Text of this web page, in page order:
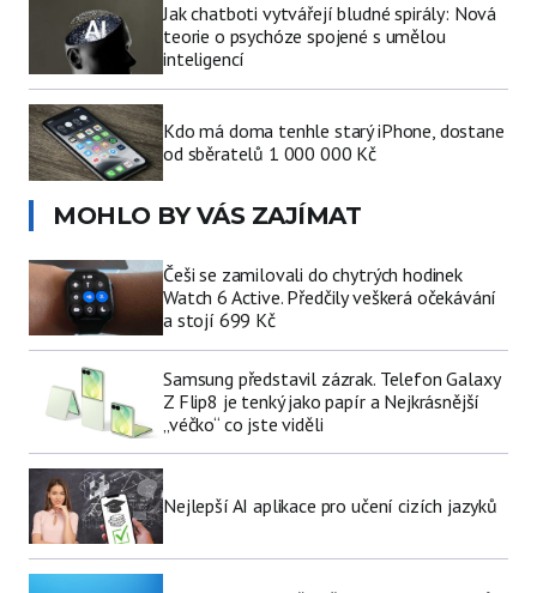
Jak chatboti vytvářejí bludné spirály: Nová
teorie o psychóze spojené s umělou
inteligencí
Kdo má doma tenhle starý iPhone, dostane
od sběratelů 1 000 000 Kč
MOHLO BY VÁS ZAJÍMAT
Češi se zamilovali do chytrých hodinek
Watch 6 Active. Předčily veškerá očekávání
a stojí 699 Kč
Samsung představil zázrak. Telefon Galaxy
Z Flip8 je tenký jako papír a Nejkrásnější
„véčko“ co jste viděli
Nejlepší AI aplikace pro učení cizích jazyků